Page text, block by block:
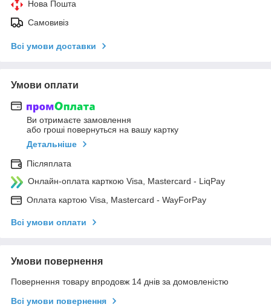
Нова Пошта
Самовивіз
Всі умови доставки
Умови оплати
Ви отримаєте замовлення
або гроші повернуться на вашу картку
Детальніше
Післяплата
Онлайн-оплата карткою Visa, Mastercard - LiqPay
Оплата картою Visa, Mastercard - WayForPay
Всі умови оплати
Умови повернення
Повернення товару впродовж 14 днів за домовленістю
Всі умови повернення